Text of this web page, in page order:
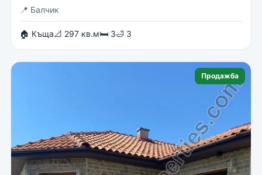
📍 Балчик
🏠 Къща📐 297 кв.м🛏 3🛁 3
Продажба